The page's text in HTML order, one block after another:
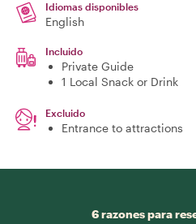
Idiomas disponibles
English
Incluido
Private Guide
1 Local Snack or Drink
Excluido
Entrance to attractions
6 razones para